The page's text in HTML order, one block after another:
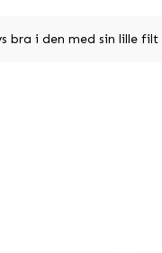
bra i den med sin lille filt